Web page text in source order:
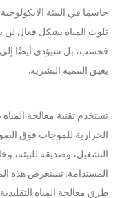
حاسما في البيئة
تلوث المياه بشكل فعال لن
فحسب، بل سيؤدي أيضًا
يعيق التنمية البشرية.
تستخدم تقنية معالجة
الحرارية للموجات فوق
التشغيل، وصديقة للبيئة،
المستدامة. تستعرض هذه
طرق معالجة المياه